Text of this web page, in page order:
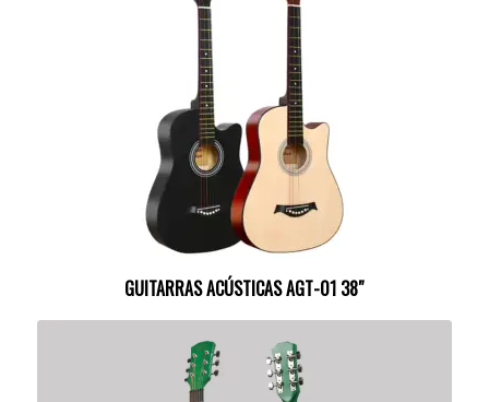
GUITARRAS ACÚSTICAS AGT-01 38″